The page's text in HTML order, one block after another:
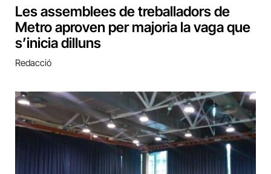
Les assemblees de treballadors de
Metro aproven per majoria la vaga que
s’inicia dilluns
Redacció